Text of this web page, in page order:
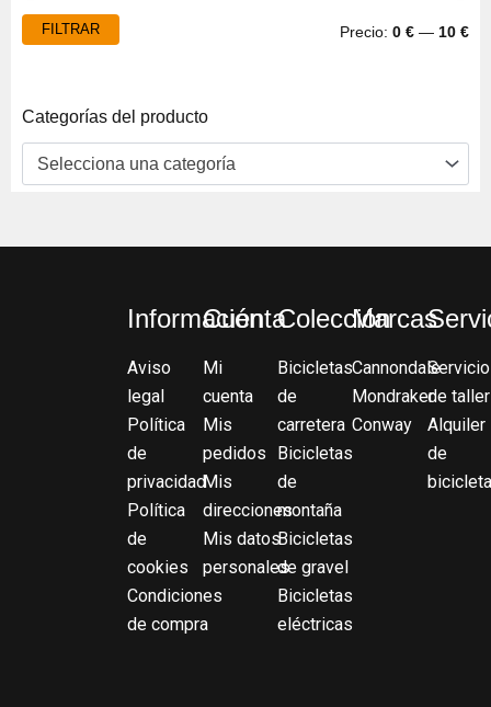
FILTRAR Precio: 0 € — 10 €
Categorías del producto
Selecciona una categoría
Información
Aviso
legal
Política
de
privacidad
Política
de
cookies
Condiciones
de compra
Cuenta
Mi
cuenta
Mis
pedidos
Mis
direcciones
Mis datos
personales
Colección
Bicicletas
de
carretera
Bicicletas
de
montaña
Bicicletas
de gravel
Bicicletas
eléctricas
Marcas
Cannondale
Mondraker
Conway
Servicio
de taller
Alquiler
de